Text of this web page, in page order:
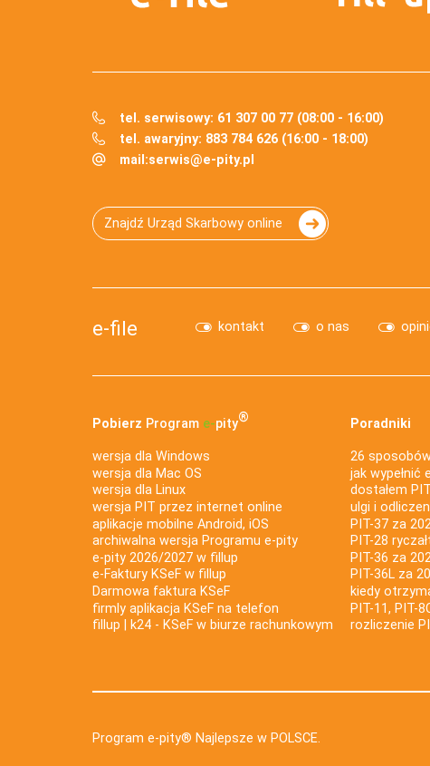
tel. serwisowy: 61 307 00 77 (08:00 - 16:00)
tel. awaryjny: 883 784 626 (16:00 - 18:00)
mail:serwis@e-pity.pl
Znajdź Urząd Skarbowy online
e-file kontakt o nas
Pobierz Program e‑pity®
wersja dla Windows
wersja dla Mac OS
wersja dla Linux
wersja PIT przez internet online
aplikacje mobilne Android, iOS
archiwalna wersja Programu e-pity
e-pity 2026/2027 w fillup
e‑Faktury KSeF w fillup
Darmowa faktura KSeF
firmly aplikacja KSeF na telefon
fillup | k24 - KSeF w biurze rachunkowym
Poradniki
26
jak wypełnić
dostałem
ulgi i
PIT-37 za
PIT-28
PIT-36 za
PIT-36L za
kiedy
PIT-11, PIT-
rozliczenie
Program e-pity® Najlepsze w POLSCE.